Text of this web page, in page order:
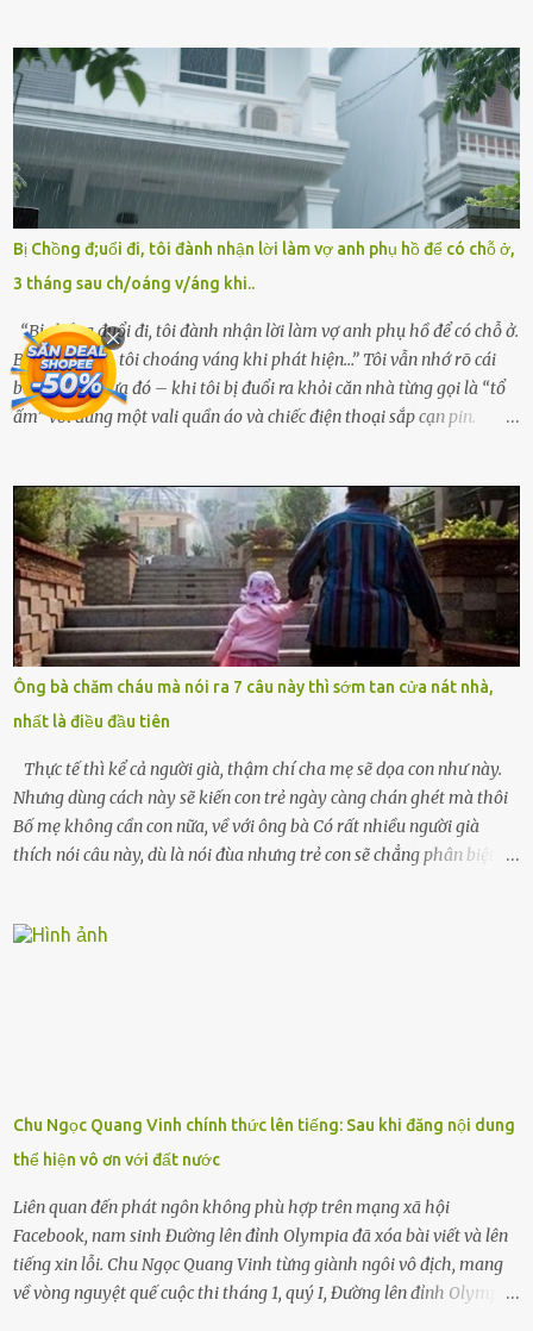
hảo, địa vị cao sang của ông Trần Quốc Tùng xem như điềm gở. Ông
Tùng, một doanh nhân quyền lực có tiếng ở Bình Dương, cùng vợ là
bà Đỗ Thị Nga, lập tức ra quyết định nhẫn tâm: bỏ lại đứa trẻ. Họ
viện cớ “không đủ khả năng nuôi dưỡng” và ký vào giấy từ chối
quyền giám hộ, yêu cầu bệnh viện xử lý bé như một trường hợp bị
bỏ rơi. Trong khi ấy, con gái ruột của họ – Trần Lệ Mi – vẫn đang
mê man sau sinh, hoàn toàn không hay biết chuyện gì xảy ra.
Thiếu úy Nguyễn Thị Mai, một nữ cảnh sát công tác tại địa phương,
tình cờ chứng kiến giây phút bé bị đưa đi trong lặng lẽ. Nét mặt đỏ
hỏn, bàn tay bé xíu co quắp, ...
Bị Chồng đ;uổi đi, tôi đành nhận lời làm vợ anh phụ hồ để có chỗ ở,
3 tháng sau ch/oáng v/áng khi..
“Bị chồng đuổi đi, tôi đành nhận lời làm vợ anh phụ hồ để có chỗ ở.
Ba tháng sau, tôi choáng váng khi phát hiện…” Tôi vẫn nhớ rõ cái
buổi chiều mưa đó – khi tôi bị đuổi ra khỏi căn nhà từng gọi là “tổ
ấm” với đúng một vali quần áo và chiếc điện thoại sắp cạn pin.
cưới cô để có con. Không phải để nuôi một cái thân bất tài chỉ biết
khóc lóc,” anh ta gằn giọng, đẩy mạnh cánh cửa trước mặt tôi.
Tiếng cánh cửa đóng lại, vang lên như một bản án lạnh lùng. Tôi
đứng chết lặng giữa cơn mưa, không biết đi đâu, về đâu. Bố mẹ tôi
mất sớm. Tôi chẳng có anh chị em. Họ hàng cũng thưa thớt, chẳng
ai thân thiết đến mức có thể mở lòng cho tôi tá túc. Bạn bè? Ai cũng
bận rộn với gia đình riêng của họ. Tôi đã từng đặt cược cả thanh
xuân vào người chồng ấy – và giờ, tôi chỉ còn lại chính mình. Tôi lên
chiếc xe buýt cuối ngày, trốn chạy khỏi thành phố và nỗi đau. Tôi v...
Ông bà chăm cháu mà nói ra 7 câu này thì sớm tan cửa nát nhà,
nhất là điều đầu tiên
Thực tế thì kể cả người già, thậm chí cha mẹ sẽ dọa con như này.
Nhưng dùng cách này sẽ kiến con trẻ ngày càng chán ghét mà thôi
Bố mẹ không cần con nữa, về với ông bà Có rất nhiều người già
thích nói câu này, dù là nói đùa nhưng trẻ con sẽ chẳng phân biệt
khuyên nhủ con thật cẩn thận. Nếu cháu không nghe lời, cảnh sát
để được giúp đỡ thì có thể sẽ bỏ lỡ cơ hội và gặp nguy hiểm. Trẻ con
có biết gì đâu Nhiều người cứ coi trẻ còn nhỏ nên dù có phạm sai
lầm, thì họ cũng không trách mắng. Nhưng nếu người lớn tuổi
không dạy con cẩn...
Chu Ngọc Quang Vinh chính thức lên tiếng: Sau khi đăng nội dung
thể hiện vô ơn với đất nước
Liên quan đến phát ngôn không phù hợp trên mạng xã hội
Facebook, nam sinh Đường lên đỉnh Olympia đã xóa bài viết và lên
tiếng xin lỗi. Chu Ngọc Quang Vinh từng giành ngôi vô địch, mang
về vòng nguyệt quế cuộc thi tháng 1, quý I, Đường lên đỉnh Olympia.